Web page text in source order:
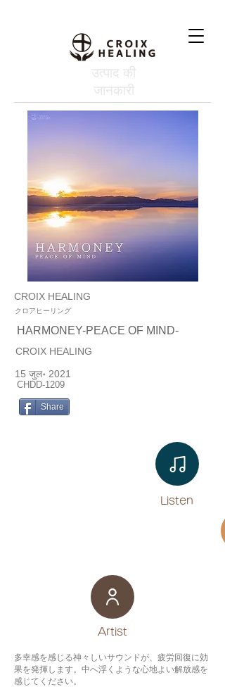
उत्पाद की
जानकारी
CROIX HEALING
クロアヒーリング
HARMONEY-PEACE OF MIND-
CROIX HEALING
15 जुल॰ 2021
CHDD-1209
Share
Listen​
​Artist
多幸感を感じる神々しいサウンドが、疲労回復に効
果を発揮します。中へ浮くような心地よい解放感を
感じてください。